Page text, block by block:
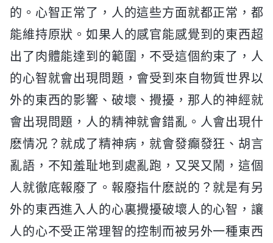
的。心智正常了，人的這些方面就都正常，都
能維持原狀。如果人的感官能感覺到的東西超
出了肉體能達到的範圍，不受這個約束了，人
的心智就會出現問題，會受到來自物質世界以
外的東西的影響、破壞、攪擾，那人的神經就
會出現問題，人的精神就會錯亂。人會出現什
麽情况？就成了精神病，就會發癲發狂、胡言
亂語，不知羞耻地到處亂跑，又哭又鬧，這個
人就徹底報廢了。報廢指什麽説的？就是有另
外的東西進入人的心裏攪擾破壞人的心智，讓
人的心不受正常理智的控制而被另外一種東西